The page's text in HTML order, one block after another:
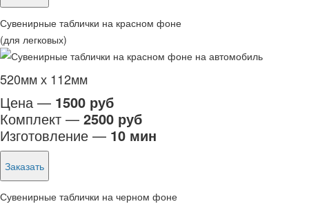
Сувенирные таблички на красном фоне
(для легковых)
520мм х 112мм
Цена — 1500 руб
Комплект — 2500 руб
Изготовление — 10 мин
Заказать
Сувенирные таблички на черном фоне